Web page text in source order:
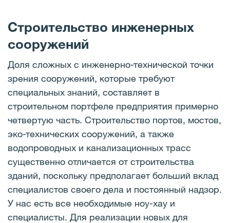
Строительство инженерных
сооружений
Доля сложных с инженерно-технической точки
зрения сооружений, которые требуют
специальных знаний, составляет в
строительном портфеле предприятия примерно
четвертую часть. Строительство портов, мостов,
эко-технических сооружений, а также
водопроводных и канализационных трасс
существенно отличается от строительства
зданий, поскольку предполагает больший вклад
специалистов своего дела и постоянный надзор.
У нас есть все необходимые ноу-хау и
специалисты. Для реализации новых для